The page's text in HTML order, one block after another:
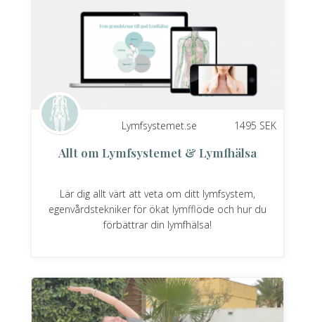
Lymfsystemet.se 1495 SEK
Allt om Lymfsystemet & Lymfhälsa
Lär dig allt värt att veta om ditt lymfsystem,
egenvårdstekniker för ökat lymfflöde och hur du
förbättrar din lymfhälsa!